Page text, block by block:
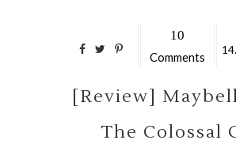
10
Comments 14.
[Review]
The Colossal